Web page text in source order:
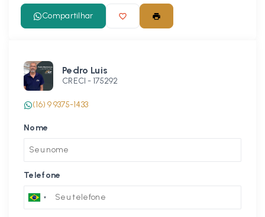
Compartilhar
Pedro Luis
CRECI - 175292
(16) 9 9375-1433
Nome
Telefone